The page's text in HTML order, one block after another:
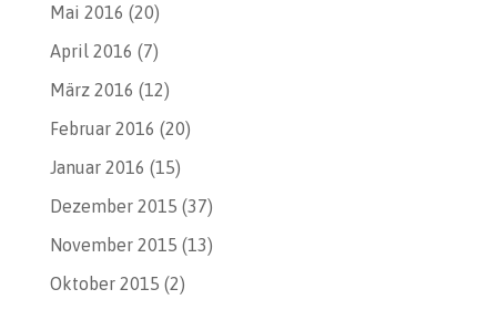
Mai 2016 (20)
April 2016 (7)
März 2016 (12)
Februar 2016 (20)
Januar 2016 (15)
Dezember 2015 (37)
November 2015 (13)
Oktober 2015 (2)